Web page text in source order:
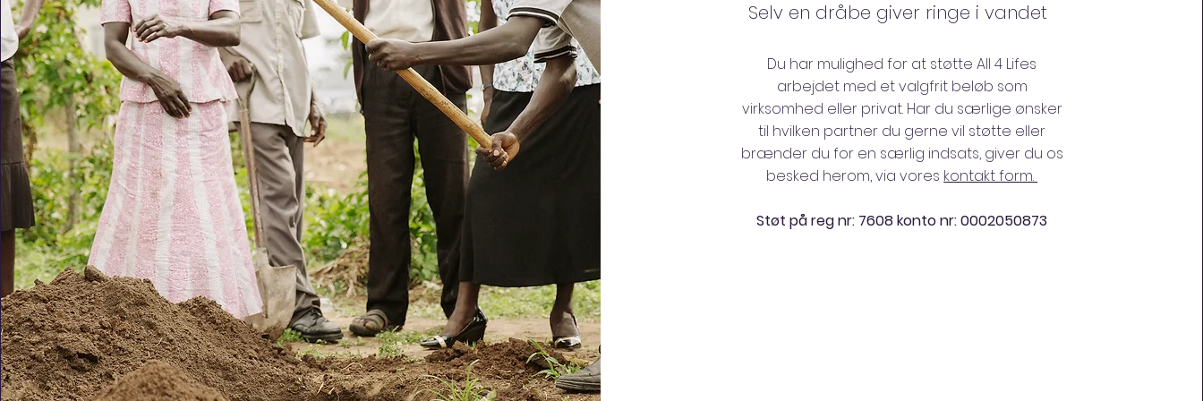
Selv en dråbe giver ringe i vandet
Du har mulighed for at støtte All 4 Lifes
arbejdet med et valgfrit beløb som
virksomhed eller privat. Har du særlige ønsker
til hvilken partner du gerne vil støtte eller
brænder du for en særlig indsats, giver du os
besked herom, via vores kontakt form.
Støt påreg nr: 7608 konto nr: 0002050873